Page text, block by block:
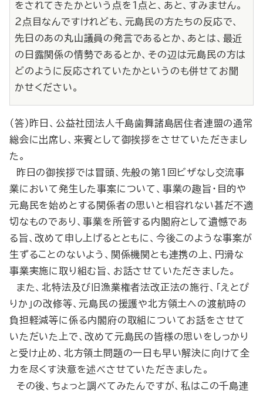
をされてきたかという点を１点と、あと、すみません。
２点目なんですけれども、元島民の方たちの反応で、
先日のあの丸山議員の発言であるとか、あとは、最近
の日露関係の情勢であるとか、その辺は元島民の方は
どのように反応されていたかというのも併せてお聞
かせください。
（答）昨日、公益社団法人千島歯舞諸島居住者連盟の通常
総会に出席し、来賓として御挨拶をさせていただきまし
た。
昨日の御挨拶では冒頭、先般の第１回ビザなし交流事
業において発生した事案について、事業の趣旨・目的や
元島民を始めとする関係者の思いと相容れない甚だ不適
切なものであり、事業を所管する内閣府として遺憾であ
る旨、改めて申し上げるとともに、今後このような事案が
生ずることのないよう、関係機関とも連携の上、円滑な
事業実施に取り組む旨、お話させていただきました。
また、北特法及び旧漁業権者法改正法の施行、「えとぴ
りか」の改修等、元島民の援護や北方領土への渡航時の
負担軽減等に係る内閣府の取組についてお話をさせて
いただいた上で、改めて元島民の皆様の思いをしっかり
と受け止め、北方領土問題の一日も早い解決に向けて全
力を尽くす決意を述べさせていただきました。
その後、ちょっと調べてみたんですが、私はこの千島連